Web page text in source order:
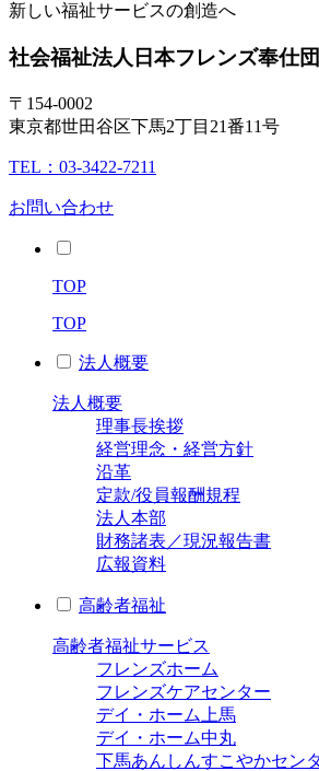
新しい福祉サービスの創造へ
社会福祉法人 日本フレンズ奉仕団
〒154-0002
東京都世田谷区下馬2丁目21番11号
TEL：03-3422-7211
お問い合わせ
TOP
TOP
法人概要
法人概要
理事長挨拶
経営理念・経営方針
沿革
定款/役員報酬規程
法人本部
財務諸表／現況報告書
広報資料
高齢者福祉
高齢者福祉サービス
フレンズホーム
フレンズケアセンター
デイ・ホーム上馬
デイ・ホーム中丸
下馬あんしんすこやかセン